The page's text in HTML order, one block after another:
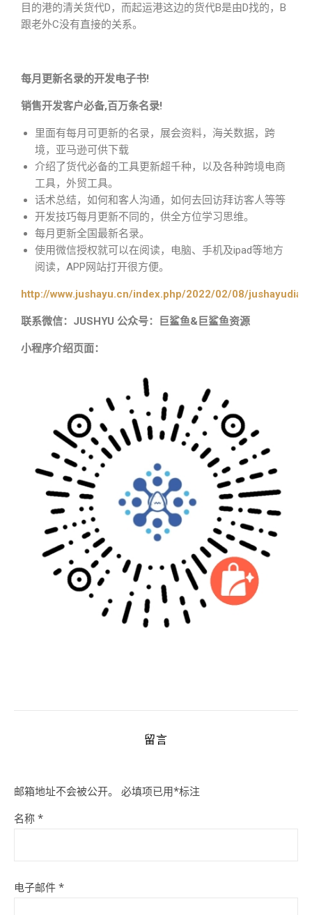
目的港的清关货代D，而起运港这边的货代B是由D找的，B
跟老外C没有直接的关系。
每月更新名录的开发电子书!
销售开发客户必备,百万条名录!
里面有每月可更新的名录，展会资料，海关数据，跨
境，亚马逊可供下载
介绍了货代必备的工具更新超千种，以及各种跨境电商
工具，外贸工具。
话术总结，如何和客人沟通，如何去回访拜访客人等等
开发技巧每月更新不同的，供全方位学习思维。
每月更新全国最新名录。
使用微信授权就可以在阅读，电脑、手机及ipad等地方
阅读，APP网站打开很方便。
http://www.jushayu.cn/index.php/2022/02/08/
联系微信：JUSHYU 公众号：巨鲨鱼&巨鲨鱼资源
小程序介绍页面：
留言
邮箱地址不会被公开。 必填项已用*标注
名称 *
电子邮件 *